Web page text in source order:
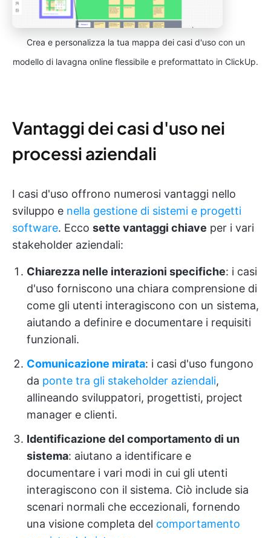
Crea e personalizza la tua mappa dei casi d'uso con un
modello di lavagna online flessibile e preformattato in ClickUp.
Vantaggi dei casi d'uso nei
processi aziendali
I casi d'uso offrono numerosi vantaggi nello
sviluppo e nella gestione di sistemi e progetti
software. Ecco sette vantaggi chiave per i vari
stakeholder aziendali:
Chiarezza nelle interazioni specifiche: i casi
d'uso forniscono una chiara comprensione di
come gli utenti interagiscono con un sistema,
aiutando a definire e documentare i requisiti
funzionali.
Comunicazione mirata: i casi d'uso fungono
da ponte tra gli stakeholder aziendali,
allineando sviluppatori, progettisti, project
manager e clienti.
Identificazione del comportamento di un
sistema: aiutano a identificare e
documentare i vari modi in cui gli utenti
interagiscono con il sistema. Ciò include sia
scenari normali che eccezionali, fornendo
una visione completa del comportamento